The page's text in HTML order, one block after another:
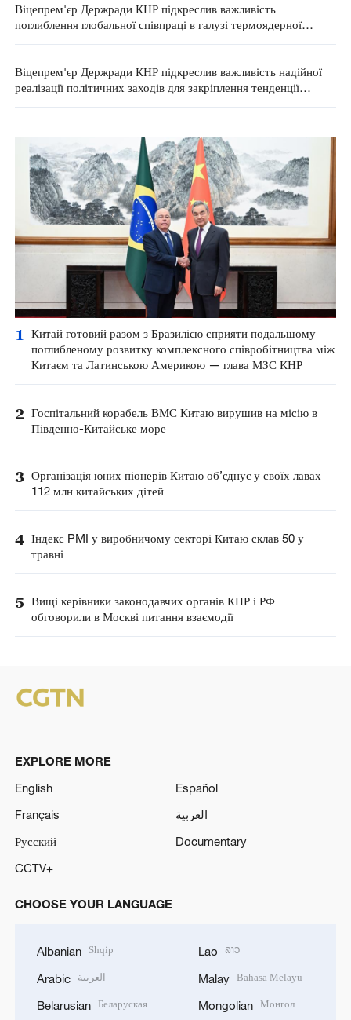
Віцепрем'єр Держради КНР підкреслив важливість
поглиблення глобальної співпраці в галузі термоядерної
Віцепрем'єр Держради КНР підкреслив важливість надійної
реалізації політичних заходів для закріплення тенденції
1
Китай готовий разом з Бразилією сприяти подальшому
поглибленому розвитку комплексного співробітництва між
Китаєм та Латинською Америкою — глава МЗС КНР
2 Госпітальний корабель ВМС Китаю вирушив на місію в
Південно-Китайське море
3 Організація юних піонерів Китаю об’єднує у своїх лавах
112 млн китайських дітей
4 Індекс PMI у виробничому секторі Китаю склав 50 у
травні
5 Вищі керівники законодавчих органів КНР і РФ
обговорили в Москві питання взаємодії
EXPLORE MORE
English
Español
Français
العربية
Русский
Documentary
CCTV+
CHOOSE YOUR LANGUAGE
Albanian Shqip
Arabic العربية
Belarusian Беларуская
Lao ລາວ
Malay Bahasa Melayu
Mongolian Монгол